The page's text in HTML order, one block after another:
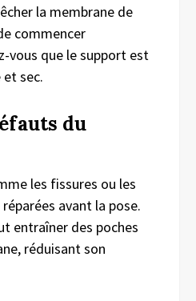
la membrane de
commencer
vous que le support est
sec.
du
les fissures ou les
avant la pose.
entraîner des poches
réduisant son